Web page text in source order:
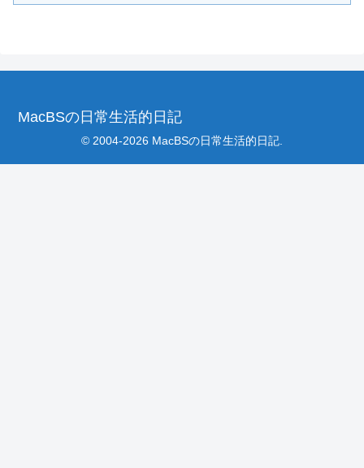
MacBSの日常生活的日記
© 2004-2026 MacBSの日常生活的日記.